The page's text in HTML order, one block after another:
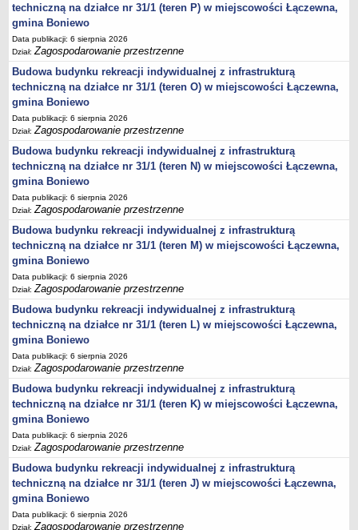
REWITALIZACJA GMINY BONIEWO
PPWOW
Aktualności
konkursy
Podręcznik PPWOW
Plan działania
Strategia Rozwiązywania Problemów Społecznych
Lista osób kluczowych
Lista aktywności społecznych
Podmioty uprawnione do świadczenia usług integracji społecznej
Podmioty realizujące usługi integracji społecznej w 2009
Wykaz usług społecznych
Plan utrwalania rezultatów
FUNDUSZ WSPARCIA
MIENIE KOMUNALNE
2006
2007
2008
2010
2009
POMOC PUBLICZNA
PUBLICZNIE DOSTĘPNY WYKAZ DANYCH ZAWIERAJĄCYCH INFORMACJE O
ŚRODOWISKU I JEGO OCHRONIE
Pliki do pobrania
Udostepnianie informacji o środowisku
Informacja o wykazie
techniczną na działce nr 31/1 (teren P) w miejscowości Łączewna,
gmina Boniewo
Data publikacji: 6 sierpnia 2026
Dział:Zagospodarowanie przestrzenne
Budowa budynku rekreacji indywidualnej z infrastrukturą
techniczną na działce nr 31/1 (teren O) w miejscowości Łączewna,
gmina Boniewo
Data publikacji: 6 sierpnia 2026
Dział:Zagospodarowanie przestrzenne
Budowa budynku rekreacji indywidualnej z infrastrukturą
techniczną na działce nr 31/1 (teren N) w miejscowości Łączewna,
gmina Boniewo
Data publikacji: 6 sierpnia 2026
Dział:Zagospodarowanie przestrzenne
Budowa budynku rekreacji indywidualnej z infrastrukturą
techniczną na działce nr 31/1 (teren M) w miejscowości Łączewna,
gmina Boniewo
Data publikacji: 6 sierpnia 2026
Dział:Zagospodarowanie przestrzenne
Budowa budynku rekreacji indywidualnej z infrastrukturą
techniczną na działce nr 31/1 (teren L) w miejscowości Łączewna,
gmina Boniewo
Data publikacji: 6 sierpnia 2026
Dział:Zagospodarowanie przestrzenne
Budowa budynku rekreacji indywidualnej z infrastrukturą
techniczną na działce nr 31/1 (teren K) w miejscowości Łączewna,
gmina Boniewo
Data publikacji: 6 sierpnia 2026
Dział:Zagospodarowanie przestrzenne
Budowa budynku rekreacji indywidualnej z infrastrukturą
techniczną na działce nr 31/1 (teren J) w miejscowości Łączewna,
gmina Boniewo
Data publikacji: 6 sierpnia 2026
Dział:Zagospodarowanie przestrzenne